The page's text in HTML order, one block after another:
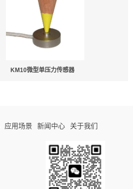
KM10微型单压力传感器
应用场景 新闻中心 关于我们